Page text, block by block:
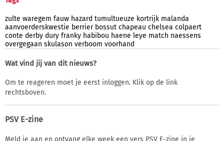
zulte waregem fauw hazard tumultueuze kortrijk malanda
aanvoerderskwestie berrier bossut chapeau chelsea colpaert
conte derby dury franky habibou haene leye match naessens
overgegaan skulason verboom voorhand
Wat vind jij van dit nieuws?
Om te reageren moet je eerst inloggen. Klik op de link
rechtsboven.
PSV E-zine
Meld je aan en ontvang elke week een vers PSV E-zine in je